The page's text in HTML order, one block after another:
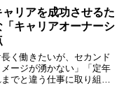
向きな人生後半を支えま
生後半の働き...
リアを成功させるた
キャリアオーナーシ
長く働きたいが、セカンド
ージが湧かない」「定年
でと違う仕事に取り組ん